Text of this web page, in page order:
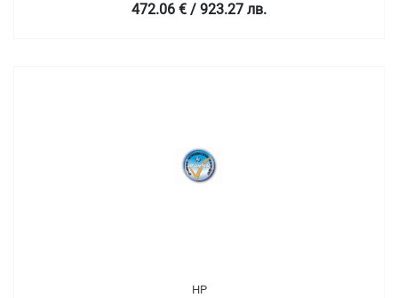
472.06 € / 923.27 лв.
HP